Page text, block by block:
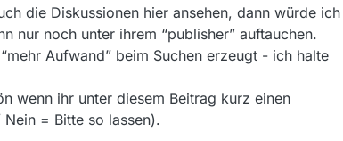
die Diskussionen hier ansehen, dann würde ich
nur noch unter ihrem “publisher” auftauchen.
Aufwand” beim Suchen erzeugt - ich halte
wenn ihr unter diesem Beitrag kurz einen
= Bitte so lassen).